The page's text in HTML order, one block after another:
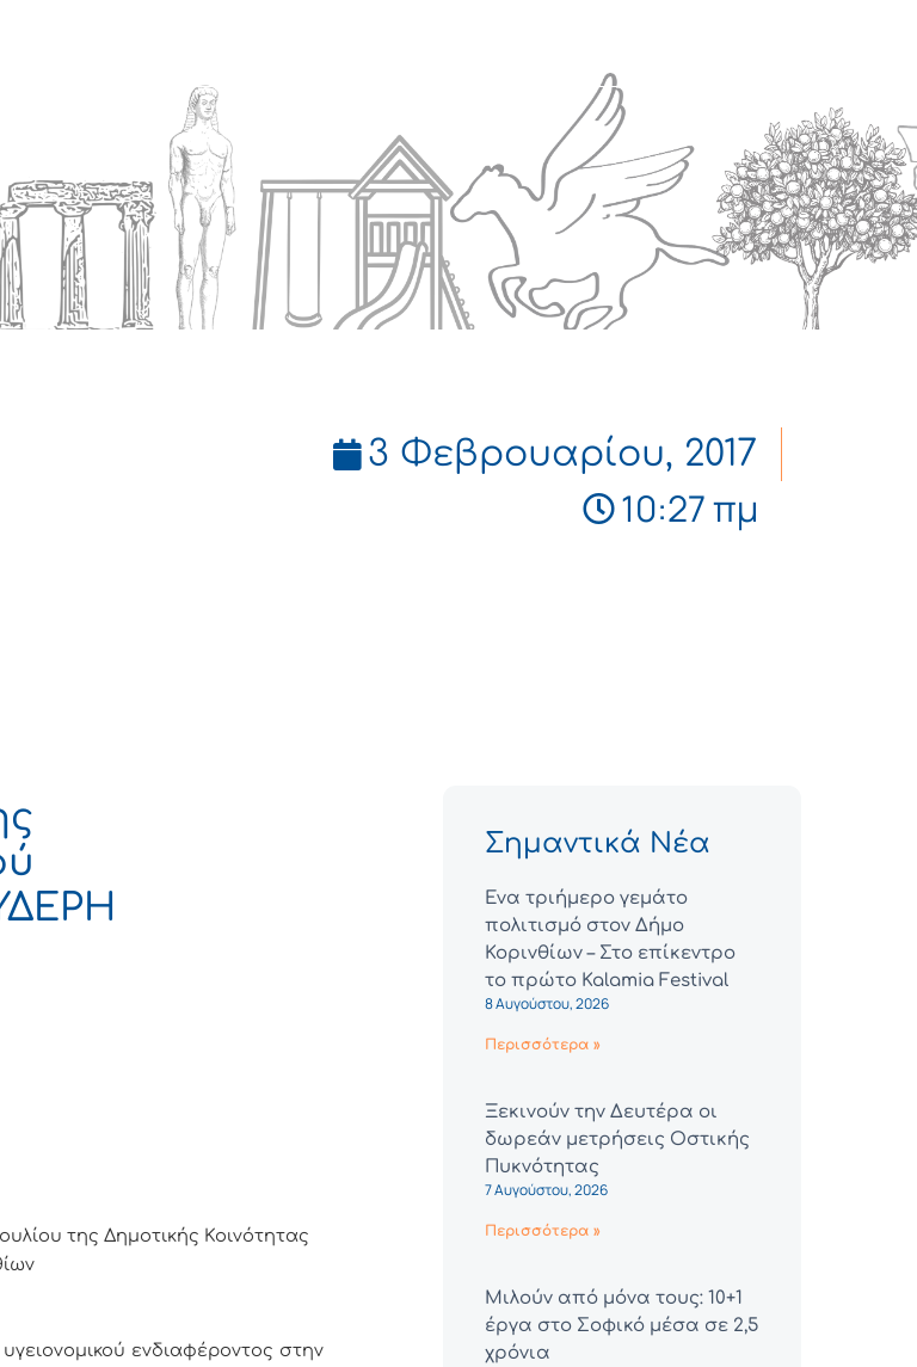
3 Φεβρουαρίου, 2017
10:27 πμ
της Δημοτικής Κοινότητας
ενδιαφέροντος στην
Σημαντικά Νέα
Ένα τριήμερο γεμάτο
πολιτισμό στον Δήμο
Κορινθίων – Στο επίκεντρο
το πρώτο Kalamia Festival
8 Αυγούστου, 2026
Περισσότερα »
Ξεκινούν την Δευτέρα οι
δωρεάν μετρήσεις Οστικής
Πυκνότητας
7 Αυγούστου, 2026
Περισσότερα »
Μιλούν από μόνα τους: 10+1
έργα στο Σοφικό μέσα σε 2,5
χρόνια